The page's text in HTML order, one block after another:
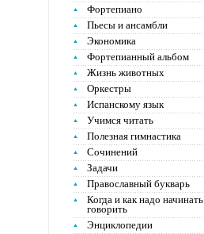
Фортепиано
Пьесы и ансамбли
Экономика
Фортепианный альбом
Жизнь животных
Оркестры
Испанскому язык
Учимся читать
Полезная гимнастика
Сочинений
Задачи
Православный букварь
Когда и как надо начинать
говорить
Энциклопедии